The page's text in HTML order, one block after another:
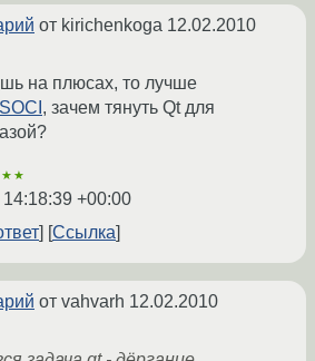
от kirichenkoga 12.02.2010
на плюсах, то лучше
SOCI , зачем тянуть Qt для
+00:00
Ссылка
от vahvarh 12.02.2010